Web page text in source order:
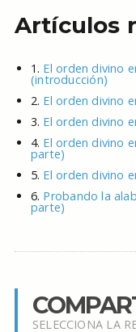
Artículos
1. El orden divino
(introducción)
2. El orden divino
3. El orden divino
4. El orden divino
parte)
5. El orden divino
6. Probando la
parte)
SELECCIONA LA